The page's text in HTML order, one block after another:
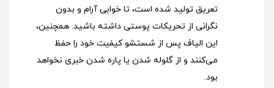
تعریق تولید شده است، تا خوابی آرام و بدون
نگرانی از تحریکات پوستی داشته باشید. همچنین،
این الیاف پس از شستشو کیفیت خود را حفظ
می‌کنند و از گلوله شدن یا پاره شدن خبری نخواهد
بود.